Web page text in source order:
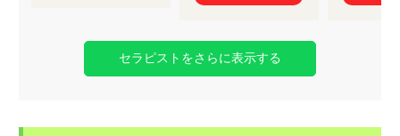
セラピストをさらに表示する